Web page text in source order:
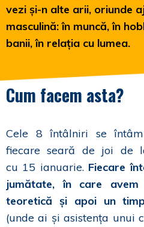
vezi și-n alte arii, oriunde
masculină: în muncă, în
banii, în relația cu lumea.
Cum facem asta?
Cele 8 întâlniri se
fiecare seară de joi de
cu 15 ianuarie. Fiecare
jumătate, în care
teoretică și apoi un
(unde ai și asistența unui